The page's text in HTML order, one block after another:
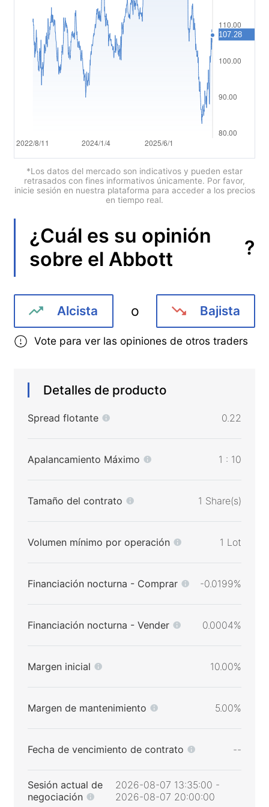
العربية
简体中文
繁體中文
Tiếng việt
Bahasa Indonesia
Bahasa Melayu
हिन्दी
*Los datos del mercado son indicativos y pueden estar
retrasados con fines informativos únicamente. Por favor,
inicie sesión en nuestra plataforma para acceder a los precios
en tiempo real.
¿Cuál es su opinión
sobre el Abbott ?
Alcista o Bajista
Vote para ver las opiniones de otros traders
Detalles de producto
Spread flotante 0.22
Apalancamiento Máximo 1 : 10
Tamaño del contrato 1 Share(s)
Volumen mínimo por operación 1 Lot
Financiación nocturna - Comprar -0.0199%
Financiación nocturna - Vender 0.0004%
Margen inicial 10.00%
Margen de mantenimiento 5.00%
Fecha de vencimiento de contrato --
Sesión actual de
negociación
2026-08-07 13:35:00 -
2026-08-07 20:00:00